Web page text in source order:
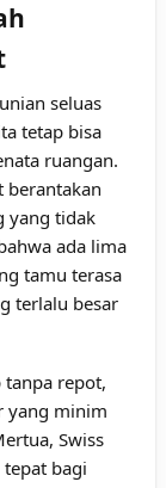
seluas
tetap bisa
ruangan.
berantakan
yang tidak
ada lima
tamu terasa
terlalu besar
tanpa repot,
yang minim
Swiss
tepat bagi